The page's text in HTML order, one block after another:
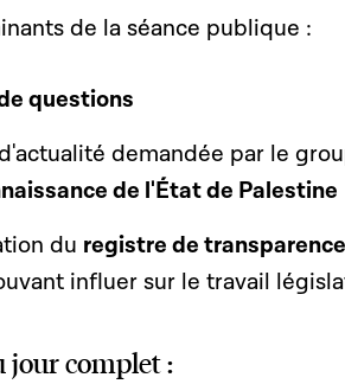
de la séance publique :
questions
demandée par le
de l'État de Palestine
du registre de transparence
influer sur le travail
jour complet :